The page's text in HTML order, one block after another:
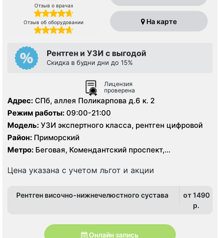
Отзыв о врачах
Отзыв об оборудовании На карте
Рентген и УЗИ с выгодой
Скидка в будни дни до 15%
Лицензия
проверена
Адрес: СПб, аллея Поликарпова д.6 к. 2
Режим работы: 09:00-21:00
Модель: УЗИ экспертного класса, рентген цифровой
Район: Приморский
Метро: Беговая, Комендантский проспект,
Цена указана с учетом льгот и акции
Рентген височно-нижнечелюстного сустава
от 1490
p.
Онлайн запись